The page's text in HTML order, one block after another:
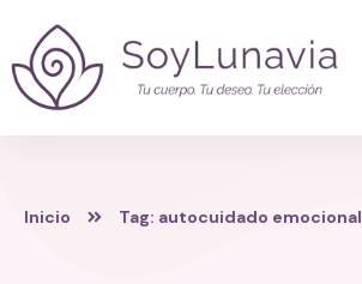
Inicio Tag: autocuidado emocional